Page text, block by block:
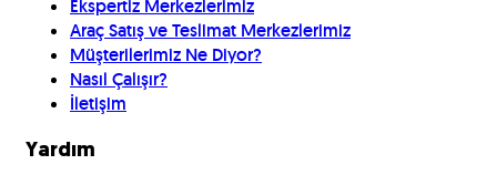
Ekspertiz Merkezlerimiz
Araç Satış ve Teslimat Merkezlerimiz
Müşterilerimiz Ne Diyor?
Nasıl Çalışır?
İletişim
Yardım